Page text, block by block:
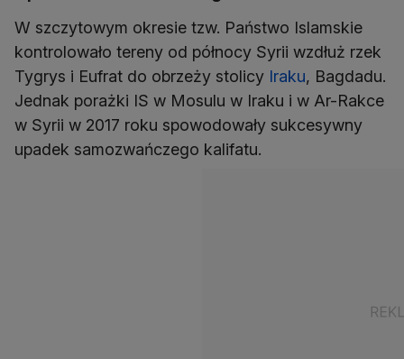
W szczytowym okresie tzw. Państwo Islamskie
kontrolowało tereny od północy Syrii wzdłuż rzek
Tygrys i Eufrat do obrzeży stolicy Iraku, Bagdadu.
Jednak porażki IS w Mosulu w Iraku i w Ar-Rakce
w Syrii w 2017 roku spowodowały sukcesywny
upadek samozwańczego kalifatu.